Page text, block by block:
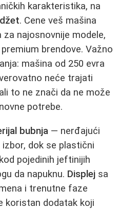
karakteristika, na
. Cene veš mašina
najosnovnije modele,
brendove. Važno
mašina od 250 evra
neće trajati
to ne znači da ne može
potrebe.
bubnja — nerđajući
dok se plastični
pojedinih jeftinijih
da napuknu. Displej sa
i trenutne faze
koristan dodatak koji